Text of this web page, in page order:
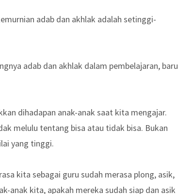
adab dan akhlak adalah setinggi-
adab dan akhlak dalam pembelajaran, baru
dihadapan anak-anak saat kita mengajar.
melulu tentang bisa atau tidak bisa. Bukan
yang tinggi.
kita sebagai guru sudah merasa plong, asik,
anak kita, apakah mereka sudah siap dan asik